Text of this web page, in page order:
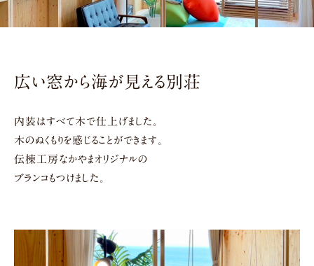
広い窓から海が見える別荘
内装はすべて木で仕上げました。
木のぬくもりを感じることができます。
伝棟工房なかやまオリジナルの
ブランコもつけました。